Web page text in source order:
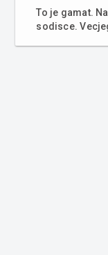
To je gamat.
sodisce.